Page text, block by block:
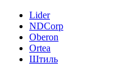
Lider
NDCorp
Oberon
Ortea
Штиль